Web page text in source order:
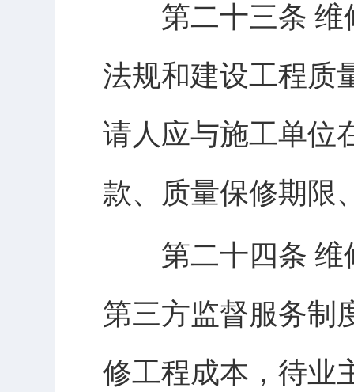
第二十三条 维
法规和建设工程质
请人应与施工单位
款、质量保修期限
第二十四条 维
第三方监督服务制
修工程成本，待业